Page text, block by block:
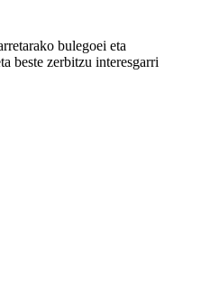
bulegoei eta
beste zerbitzu interesgarri